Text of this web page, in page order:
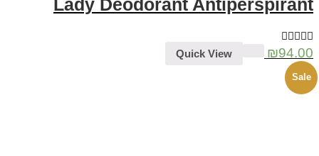
Lady Deodorant Antiperspirant
₪94.00
Quick View
Sale